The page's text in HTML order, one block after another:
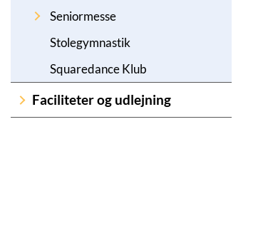
Seniormesse
Stolegymnastik
Squaredance Klub
Faciliteter og udlejning